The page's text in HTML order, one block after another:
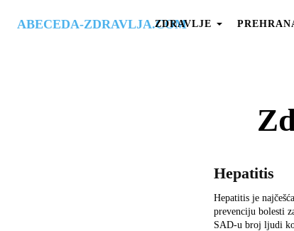
ABECEDA-ZDRAVLJA.COM
ZDRAVLJE
Hepatitis
Hepatitis je
prevenciju bolesti
SAD-u broj ljudi